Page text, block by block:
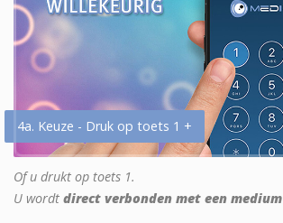
4a. Keuze - Druk op toets 1 +
Of u drukt op toets 1.
U wordt direct verbonden met een medium